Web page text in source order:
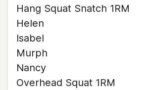
Hang Squat Snatch 1RM
Helen
Isabel
Murph
Nancy
Overhead Squat 1RM